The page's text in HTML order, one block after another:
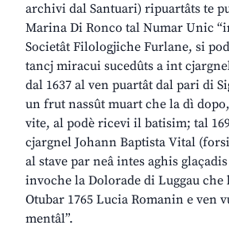
archivi dal Santuari) ripuartâts te
Marina Di Ronco tal Numar Unic
Societât Filologjiche Furlane, si
tancj miracui sucedûts a int
dal 1637 al ven puartât dal pari di
un frut nassût muart che la dì
vite, al podè ricevi il batisim; tal
cjargnel Johann Baptista Vital
al stave par neâ intes aghis
invoche la Dolorade di Luggau che
Otubar 1765 Lucia Romanin e ven
mentâl”.